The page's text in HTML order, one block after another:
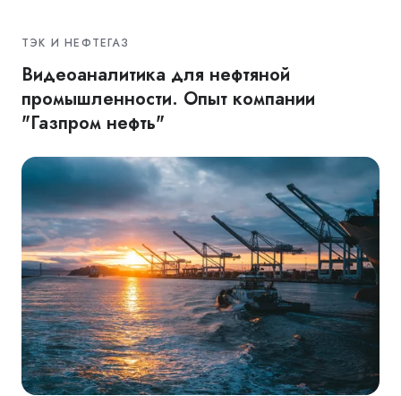
ТЭК И НЕФТЕГАЗ
Видеоаналитика для нефтяной
промышленности. Опыт компании
"Газпром нефть"